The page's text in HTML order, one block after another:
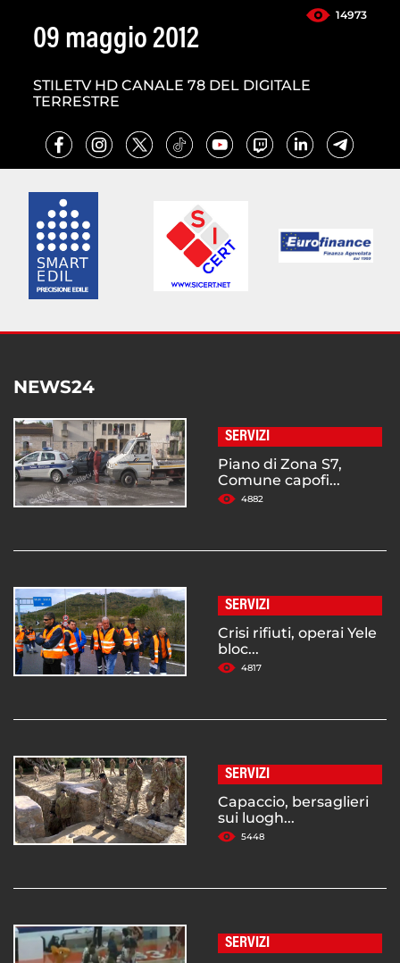
14973
09 maggio 2012
STILETV HD CANALE 78 DEL DIGITALE
TERRESTRE
NEWS24
SERVIZI
Piano di Zona S7,
Comune capofi...
4882
SERVIZI
Crisi rifiuti, operai Yele
bloc...
4817
SERVIZI
Capaccio, bersaglieri
sui luogh...
5448
SERVIZI